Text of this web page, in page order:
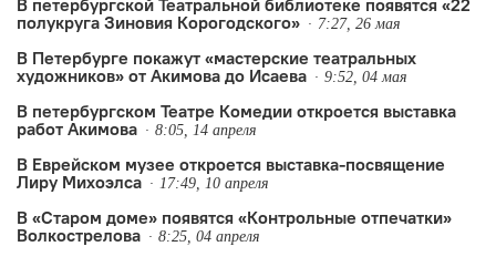
В петербургской Театральной библиотеке появятся «22
полукруга Зиновия Корогодского»
7:27, 26 мая
В Петербурге покажут «мастерские театральных
художников» от Акимова до Исаева
9:52, 04 мая
В петербургском Театре Комедии откроется выставка
работ Акимова
8:05, 14 апреля
В Еврейском музее откроется выставка-посвящение
Лиру Михоэлса
17:49, 10 апреля
В «Старом доме» появятся «Контрольные отпечатки»
Волкострелова
8:25, 04 апреля